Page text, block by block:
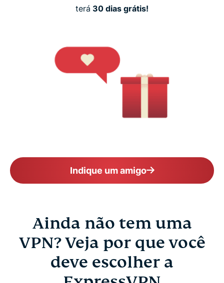
terá 30 dias grátis!
Indique um amigo
Ainda não tem uma
VPN? Veja por que você
deve escolher a